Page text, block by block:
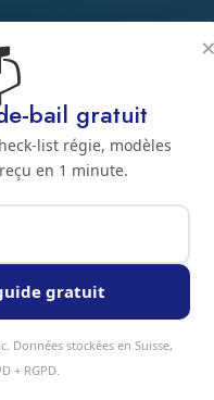
sols a
et alentours.
sous 48h en
professionnel,
bail gratuit
list régie, modèles
en 1 minute.
gratuit
Données stockées en Suisse,
+ RGPD.